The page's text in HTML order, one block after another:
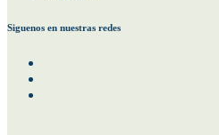
Siguenos en nuestras redes